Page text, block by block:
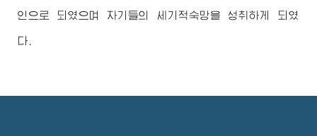
인으로 되였으며 자기들의 세기적숙망을 성취하게 되였
다.